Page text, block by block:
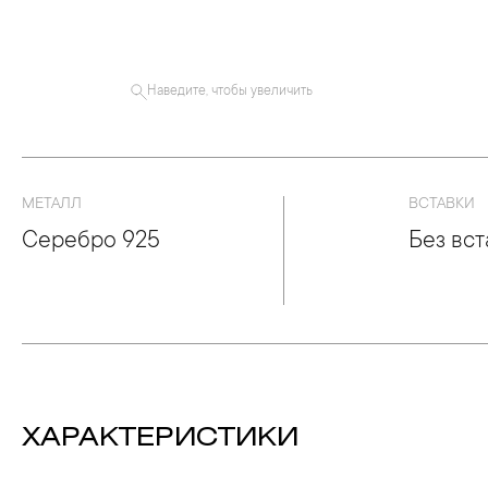
Наведите, чтобы увеличить
МЕТАЛЛ
Серебро 925
ВСТАВКИ
Без
ХАРАКТЕРИСТИКИ